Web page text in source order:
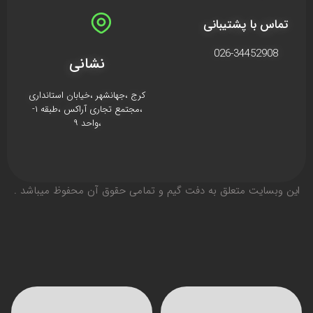
تماس با پشتیبانی
026-34452908 نشانی
کرج ،جهانشهر ،خیابان استانداری
،مجتمع تجاری آراکس ،طبقه ۱-
،واحد ۹
اين وبسايت متعلق به دفت گیم و تمامی حقوق آن محفوظ ميباشد .